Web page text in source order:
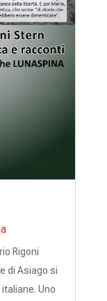
Rigoni
di Asiago si
Uno